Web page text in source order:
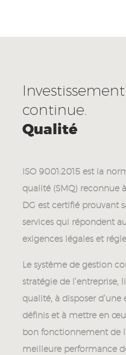
continue.
Qualité
ISO 9001:2015 est la
qualité (SMQ) reconnue
DG est certifié prouvant
services qui répondent
exigences légales et
Le système de gestion
stratégie de
qualité, à disposer
définis et à mettre en
bon fonctionnement de
meilleure performance